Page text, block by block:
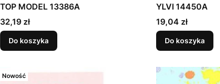
TOP MODEL 13386A
Cena
32,19 zł
Do koszyka
YLVI 14450A
Cena
19,04 zł
Do koszyka
Nowość